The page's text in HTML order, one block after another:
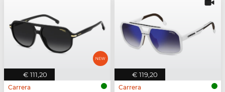
€ 111,20
Carrera
€ 119,20
Carrera